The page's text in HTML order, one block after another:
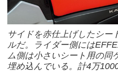
サイドを赤仕上げしたシー
ルだ。ライダー側には
ム側は小さいシート用の同
埋め込んでいる。計4万